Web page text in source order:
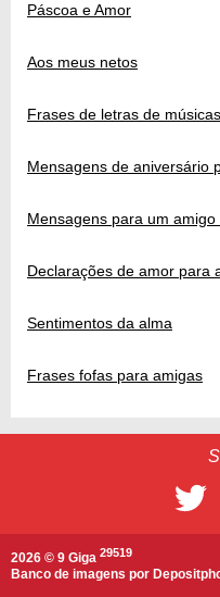
Páscoa e Amor
Aos meus netos
Frases de letras de
Mensagens de aniversário
Mensagens para um amigo
Declarações de amor para
Sentimentos da alma
Frases fofas para amigas
2026 © 9 Giga 29519
Banco de imagens por